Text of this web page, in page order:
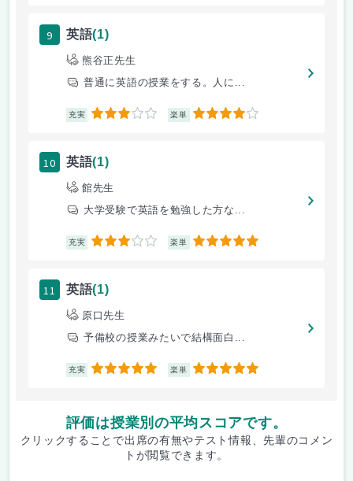
9 英語(1)
熊谷正先生
普通に英語の授業をする。人に...
充実 3 楽単 4
10 英語(1)
館先生
大学受験で英語を勉強した方な...
充実 3 楽単 5
11 英語(1)
原口先生
予備校の授業みたいで結構面白...
充実 5 楽単 5
評価は授業別の平均スコアです。
クリックすることで出席の有無やテスト情報、先輩のコメン
トが閲覧できます。